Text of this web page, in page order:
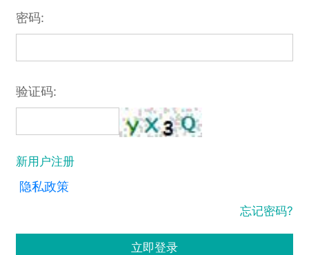
密码:
验证码:
新用户注册
隐私政策
忘记密码?
立即登录